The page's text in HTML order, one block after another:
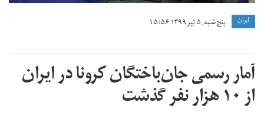
ايران پنج شنبه, ۵ تیر ۱۳۹۹ ۱۵:۵۶
آمار رسمی جان‌باختگان کرونا در ایران
از ۱۰ هزار نفر گذشت